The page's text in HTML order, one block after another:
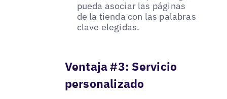
pueda asociar las páginas
de la tienda con las palabras
clave elegidas.
Ventaja #3: Servicio
personalizado